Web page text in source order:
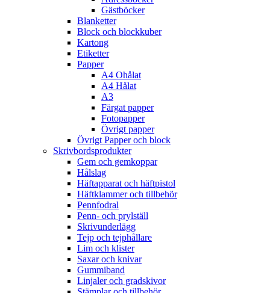
Gästböcker
Blanketter
Block och blockkuber
Kartong
Etiketter
Papper
A4 Ohålat
A4 Hålat
A3
Färgat papper
Fotopapper
Övrigt papper
Övrigt Papper och block
Skrivbordsprodukter
Gem och gemkoppar
Hålslag
Häftapparat och häftpistol
Häftklammer och tillbehör
Pennfodral
Penn- och prylställ
Skrivunderlägg
Tejp och tejphållare
Lim och klister
Saxar och knivar
Gummiband
Linjaler och gradskivor